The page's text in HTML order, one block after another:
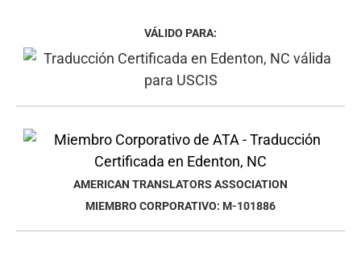
VÁLIDO PARA:
AMERICAN TRANSLATORS ASSOCIATION
MIEMBRO CORPORATIVO: M-101886